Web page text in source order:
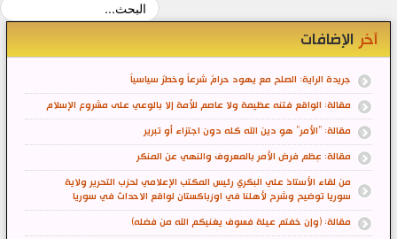
آخر الإضافات
جريدة الراية: الصلح مع يهود حرامٌ شرعاً وخطرٌ سياسياً
مقالة: الواقع فتنه عظيمة ولا عاصم للأمة إلا بالوعي على مشروع الإسلام
مقالة: "الأمر" هو دين الله كله دون اجتزاء أو تبرير
مقالة: عِظم فرض الأمر بالمعروف والنهي عن المنكر
من لقاء الأستاذ علي البكري رئيس المكتب الإعلامي لحزب التحرير ولاية
سوريا توضيح وشرح لأهلنا في اوزباكستان لواقع الاحداث في سوريا
مقالة: (وإن خفتم عيلة فسوف يغنيكم الله من فضله)